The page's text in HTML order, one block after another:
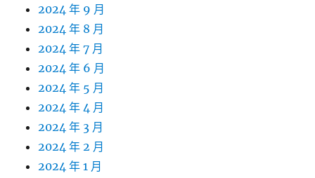
2024 年 9 月
2024 年 8 月
2024 年 7 月
2024 年 6 月
2024 年 5 月
2024 年 4 月
2024 年 3 月
2024 年 2 月
2024 年 1 月